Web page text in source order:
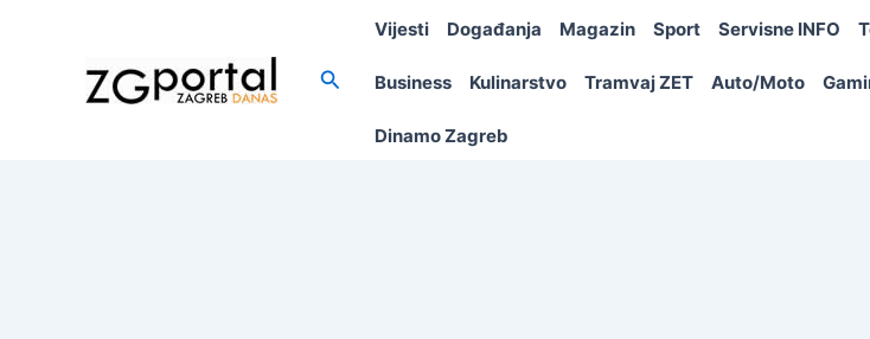
Search
Vijesti Događanja Magazin Sport Servisne INFO
Business Kulinarstvo Tramvaj ZET Auto/Moto
Dinamo Zagreb